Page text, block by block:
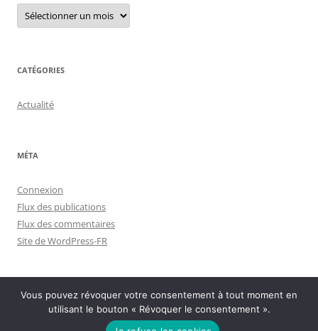
Menu
archives
CATÉGORIES
Actualité
MÉTA
Connexion
Flux des publications
Flux des commentaires
Site de WordPress-FR
Politique de confidentialité Fièrement propulsé par WordPress
Vous pouvez révoquer votre consentement à tout moment en
utilisant le bouton « Révoquer le consentement ».